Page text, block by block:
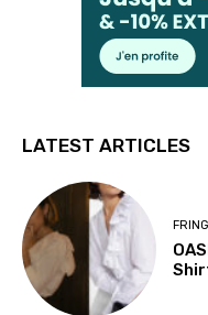
LATEST ARTICLES